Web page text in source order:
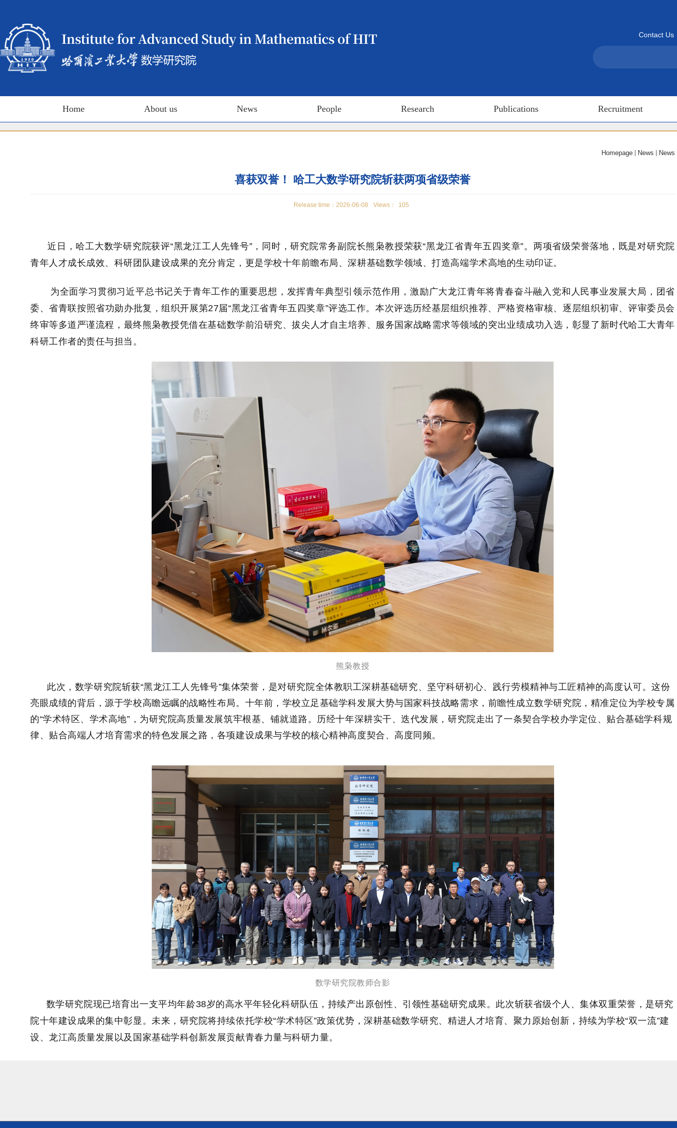
Contact Us
Home About us News People Research Publications Recruitment
Homepage News News
喜获双誉！ 哈工大数学研究院斩获两项省级荣誉
Release time：2026-06-08 Views： 105
近日，哈工大数学研究院获评“黑龙江工人先锋号”， 同时，研究院常务副院长熊枭教授荣获“黑龙江省青年五四奖章”。两项省级荣誉落地，既是对研究院
青年人才成长成效、科研团队建设成果的充分肯定，更是学校十年前瞻布局、深耕基础数学领域、打造高端学术高地的生动印证。
为全面学习贯彻习近平总书记关于青年工作的重要思想，发挥青年典型引领示范作用，激励广大龙江青年将青春奋斗融入党和人民事业发展大局，团省
委、省青联按照省功勋办批复，组织开展第27届“黑龙江省青年五四奖章”评选工作。本次评选历经基层组织推荐、严格资格审核、逐层组织初审、评审委员会
终审等多道严谨流程，最终熊枭教授凭借在基础数学前沿研究、拔尖人才自主培养、服务国家战略需求等领域的突出业绩成功入选，彰显了新时代哈工大青年
科研工作者的责任与担当。
熊枭教授
此次，数学研究院斩获“黑龙江工人先锋号”集体荣誉，是对研究院全体教职工深耕基础研究、坚守科研初心、践行劳模精神与工匠精神的高度认可。这份
亮眼成绩的背后，源于学校高瞻远瞩的战略性布局。十年前，学校立足基础学科发展大势与国家科技战略需求，前瞻性成立数学研究院，精准定位为学校专属
的“学术特区、学术高地”，为研究院高质量发展筑牢根基、铺就道路。历经十年深耕实干、迭代发展，研究院走出了一条契合学校办学定位、贴合基础学科规
律、贴合高端人才培育需求的特色发展之路，各项建设成果与学校的核心精神高度契合、高度同频。
数学研究院教师合影
数学研究院现已培育出一支平均年龄38岁的高水平年轻化科研队伍，持续产出原创性、引领性基础研究成果。此次斩获省级个人、集体双重荣誉，是研究
院十年建设成果的集中彰显。未来，研究院将持续依托学校“学术特区”政策优势，深耕基础数学研究、精进人才培育、聚力原始创新，持续为学校“双一流”建
设、龙江高质量发展以及国家基础学科创新发展贡献青春力量与科研力量。